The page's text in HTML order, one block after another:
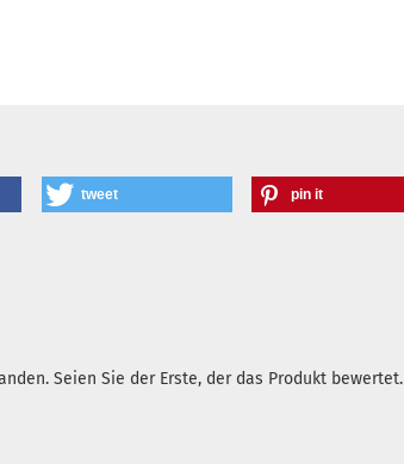
tweet pin it
Seien Sie der Erste, der das Produkt bewertet.